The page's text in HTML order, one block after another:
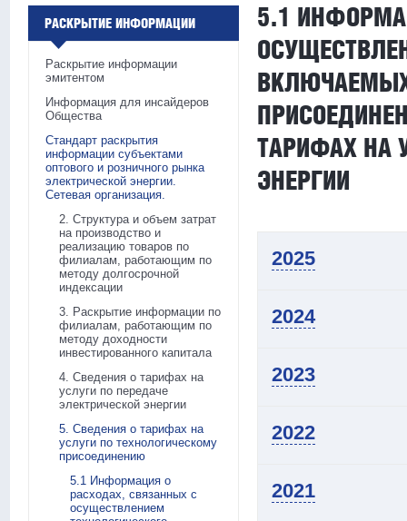
РАСКРЫТИЕ ИНФОРМАЦИИ
Раскрытие информации
эмитентом
Информация для инсайдеров
Общества
Стандарт раскрытия
информации субъектами
оптового и розничного рынка
электрической энергии.
Сетевая организация.
2. Структура и объем затрат
на производство и
реализацию товаров по
филиалам, работающим по
методу долгосрочной
индексации
3. Раскрытие информации по
филиалам, работающим по
методу доходности
инвестированного капитала
4. Сведения о тарифах на
услуги по передаче
электрической энергии
5. Сведения о тарифах на
услуги по технологическому
присоединению
5.1 Информация о
расходах, связанных с
осуществлением
5.1
ВКЛЮЧАЕМЫХ
ТАРИФАХ НА
ЭНЕРГИИ
2025
2024
2023
2022
2021